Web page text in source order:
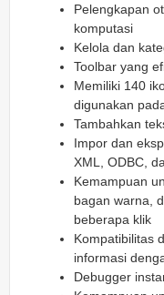
Pelengkapan
komputasi
Kelola dan
Toolbar yang
Memiliki 140
digunakan
Tambahkan
Impor dan
XML, ODBC,
Kemampuan
bagan warna,
beberapa klik
Kompatibilitas
informasi
Debugger